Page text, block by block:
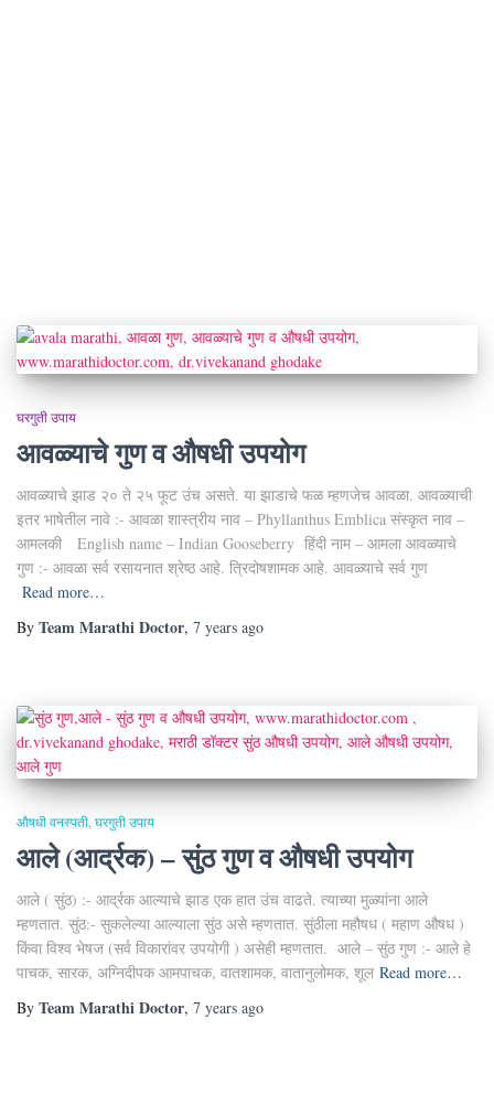
घरगुती उपाय
आवळ्याचे गुण व औषधी उपयोग
आवळ्याचे झाड २० ते २५ फूट उंच असते. या झाडाचे फळ म्हणजेच आवळा. आवळ्याची
इतर भाषेतील नावे :- आवळा शास्त्रीय नाव – Phyllanthus Emblica संस्कृत नाव –
आमलकी English name – Indian Gooseberry हिंदी नाम – आमला आवळ्याचे
गुण :- आवळा सर्व रसायनात श्रेष्ठ आहे. त्रिदोषशामक आहे. आवळ्याचे सर्व गुण
Read more…
By Team Marathi Doctor, 7 years ago
औषधी वनस्पती घरगुती उपाय
आले (आर्द्रक) – सुंठ गुण व औषधी उपयोग
आले ( सुंठ) :- आर्द्रक आल्याचे झाड एक हात उंच वाढते. त्याच्या मुळ्यांना आले
म्हणतात. सुंठ:- सुकलेल्या आल्याला सुंठ असे म्हणतात. सुंठीला महौषध ( महाण औषध )
किंवा विश्व भेषज (सर्व विकारांवर उपयोगी ) असेही म्हणतात. आले – सुंठ गुण :- आले हे
पाचक, सारक, अग्निदीपक आमपाचक, वातशामक, वातानुलोमक, शूल Read more…
By Team Marathi Doctor, 7 years ago